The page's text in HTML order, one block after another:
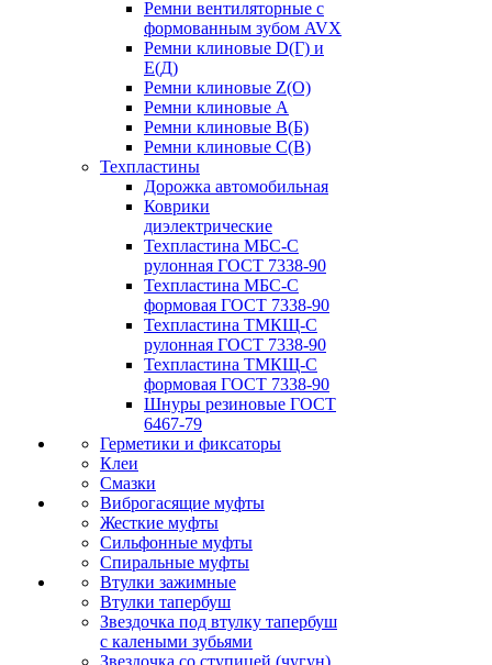
Ремни вентиляторные с
формованным зубом AVX
Ремни клиновые D(Г) и
Е(Д)
Ремни клиновые Z(О)
Ремни клиновые А
Ремни клиновые В(Б)
Ремни клиновые С(В)
Техпластины
Дорожка автомобильная
Коврики
диэлектрические
Техпластина МБС-С
рулонная ГОСТ 7338-90
Техпластина МБС-С
формовая ГОСТ 7338-90
Техпластина ТМКЩ-С
рулонная ГОСТ 7338-90
Техпластина ТМКЩ-С
формовая ГОСТ 7338-90
Шнуры резиновые ГОСТ
6467-79
Герметики и фиксаторы
Клеи
Смазки
Виброгасящие муфты
Жесткие муфты
Сильфонные муфты
Спиральные муфты
Втулки зажимные
Втулки тапербуш
Звездочка под втулку тапербуш
c калеными зубьями
Звездочка со ступицей (чугун)